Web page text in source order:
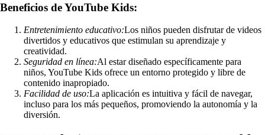
Beneficios de YouTube Kids:
Entretenimiento educativo:Los niños pueden disfrutar de videos
divertidos y educativos que estimulan su aprendizaje y
creatividad.
Seguridad en línea:Al estar diseñado específicamente para
niños, YouTube Kids ofrece un entorno protegido y libre de
contenido inapropiado.
Facilidad de uso:La aplicación es intuitiva y fácil de navegar,
incluso para los más pequeños, promoviendo la autonomía y la
diversión.